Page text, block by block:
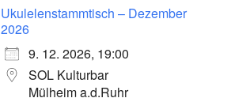
Ukulelenstammtisch – Dezember
2026
9. 12. 2026, 19:00
SOL Kulturbar
Mülheim a.d.Ruhr